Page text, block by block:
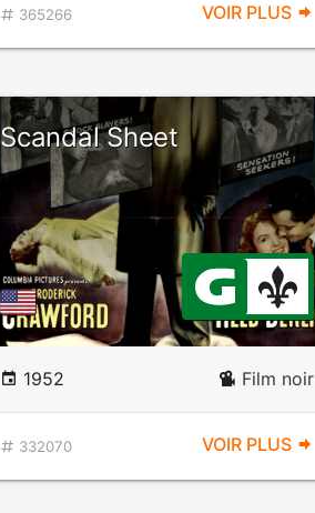
365266 VOIR PLUS
Scandal Sheet
1952 Film noir
332070 VOIR PLUS